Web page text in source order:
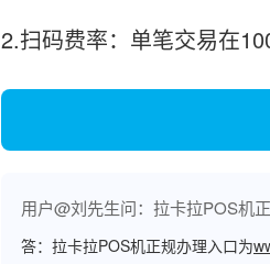
2.扫码费率：单笔交易在
用户@刘先生问：拉卡拉POS机
答：拉卡拉POS机正规办理入口为